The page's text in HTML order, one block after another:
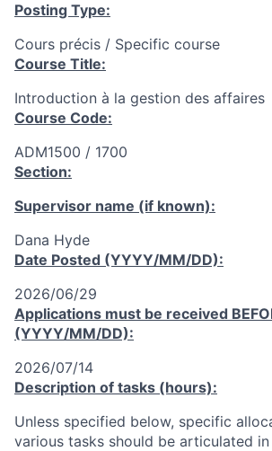
Posting Type:
Cours précis / Specific course
Course Title:
Introduction à la gestion des affaires
Course Code:
ADM1500 / 1700
Section:
Supervisor name (if known):
Dana Hyde
Date Posted (YYYY/MM/DD):
2026/06/29
Applications must be received
(YYYY/MM/DD):
2026/07/14
Description of tasks (hours):
Unless specified below, specific
various tasks should be articulated